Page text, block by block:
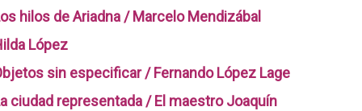
hilos de Ariadna / Marcelo Mendizábal
López
sin especificar / Fernando López Lage
ciudad representada / El maestro Joaquín